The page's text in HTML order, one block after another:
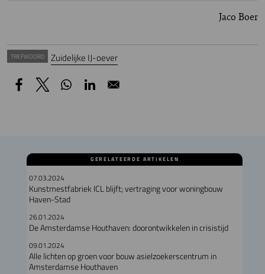
Jaco Boer
TREFWOORD Zuidelijke IJ-oever
GERELATEERDE ARTIKELEN
07.03.2024
Kunstmestfabriek ICL blijft; vertraging voor woningbouw
Haven-Stad
26.01.2024
De Amsterdamse Houthaven: doorontwikkelen in crisistijd
09.01.2024
Alle lichten op groen voor bouw asielzoekerscentrum in
Amsterdamse Houthaven